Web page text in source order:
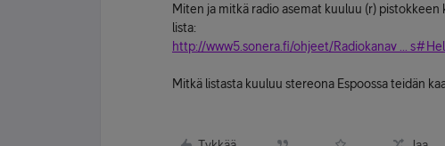
Miten ja mitkä radio asemat kuuluu (r) pistokkeen
lista:
http://www5.sonera.fi/ohjeet/Radiokanav ...
Mitkä listasta kuuluu stereona Espoossa teidän